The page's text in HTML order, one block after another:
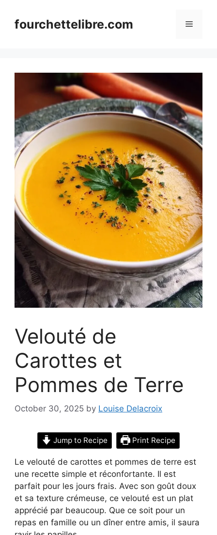
contentfourchettelibre.com Menu
Velouté de
Carottes et
Pommes de Terre
October 30, 2025 by Louise Delacroix
Jump to Recipe Print Recipe
Le velouté de carottes et pommes de terre est
une recette simple et réconfortante. Il est
parfait pour les jours frais. Avec son goût doux
et sa texture crémeuse, ce velouté est un plat
apprécié par beaucoup. Que ce soit pour un
repas en famille ou un dîner entre amis, il saura